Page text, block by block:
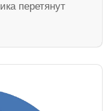
перетянут